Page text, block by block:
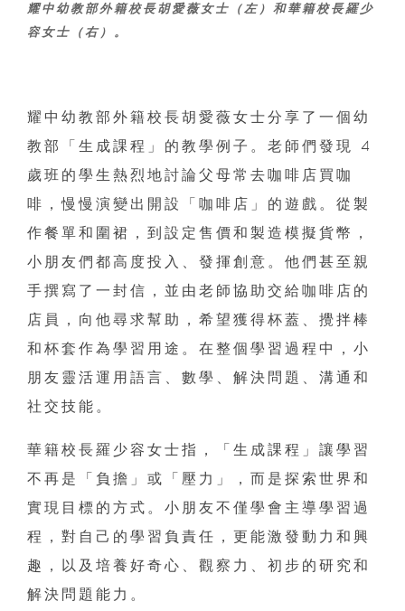
耀中幼教部外籍校長胡愛薇女士（左）和華籍校長羅少
容女士（右）。
耀中幼教部外籍校長胡愛薇女士分享了一個幼
教部「生成課程」的教學例子。老師們發現 4
歲班的學生熱烈地討論父母常去咖啡店買咖
啡，慢慢演變出開設「咖啡店」的遊戲。從製
作餐單和圍裙，到設定售價和製造模擬貨幣，
小朋友們都高度投入、發揮創意。他們甚至親
手撰寫了一封信，並由老師協助交給咖啡店的
店員，向他尋求幫助，希望獲得杯蓋、攪拌棒
和杯套作為學習用途。在整個學習過程中，小
朋友靈活運用語言、數學、解決問題、溝通和
社交技能。
華籍校長羅少容女士指，「生成課程」讓學習
不再是「負擔」或「壓力」，而是探索世界和
實現目標的方式。小朋友不僅學會主導學習過
程，對自己的學習負責任，更能激發動力和興
趣，以及培養好奇心、觀察力、初步的研究和
解決問題能力。